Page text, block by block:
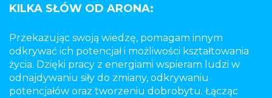
KILKA SŁÓW OD ARONA:
Przekazując swoją wiedzę, pomagam innym
odkrywać ich potencjał i możliwości kształtowania
życia. Dzięki pracy z energiami wspieram ludzi w
odnajdywaniu siły do zmiany, odkrywaniu
potencjałów oraz tworzeniu dobrobytu. Łącząc